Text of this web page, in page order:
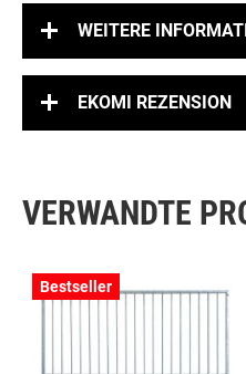
WEITERE
EKOMI REZENSION
VERWANDTE
Bestseller